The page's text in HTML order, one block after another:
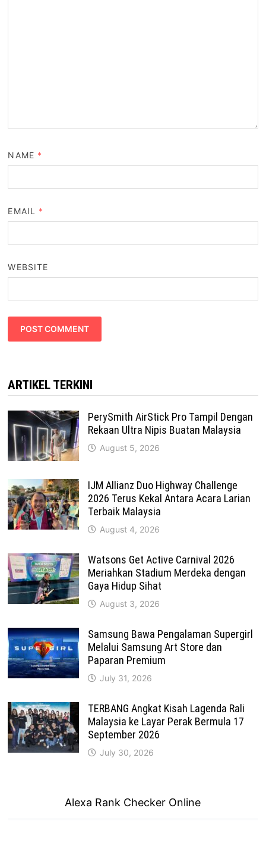
NAME *
EMAIL *
WEBSITE
ARTIKEL TERKINI
PerySmith AirStick Pro Tampil Dengan
Rekaan Ultra Nipis Buatan Malaysia
August 5, 2026
IJM Allianz Duo Highway Challenge
2026 Terus Kekal Antara Acara Larian
Terbaik Malaysia
August 4, 2026
Watsons Get Active Carnival 2026
Meriahkan Stadium Merdeka dengan
Gaya Hidup Sihat
August 3, 2026
Samsung Bawa Pengalaman Supergirl
Melalui Samsung Art Store dan
Paparan Premium
July 31, 2026
TERBANG Angkat Kisah Lagenda Rali
Malaysia ke Layar Perak Bermula 17
September 2026
July 30, 2026
Alexa Rank Checker Online